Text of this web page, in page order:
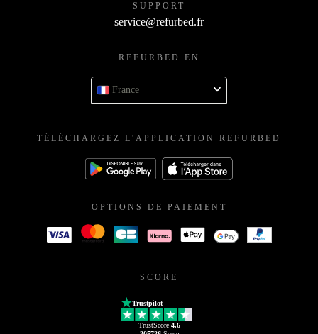
SUPPORT
service@refurbed.fr
REFURBED EN
France
TÉLÉCHARGEZ L'APPLICATION REFURBED
OPTIONS DE PAIEMENT
SCORE
Trustpilot
TrustScore 4.6